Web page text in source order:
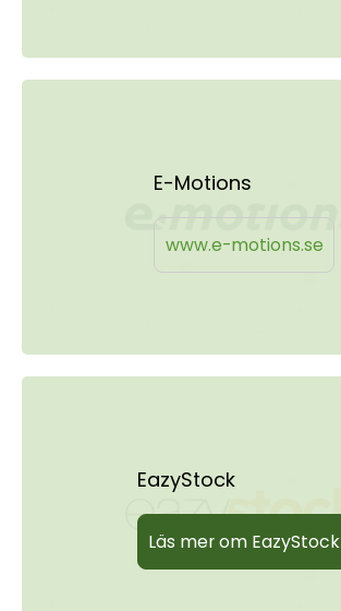
E-Motions
www.e-motions.se
EazyStock
Läs mer om EazyStock